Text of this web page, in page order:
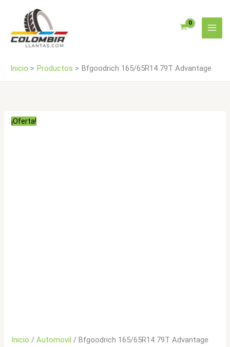
contenido
Inicio Productos Bfgoodrich 165/65R14 79T Advantage
¡Oferta!
Inicio /Automovil / Bfgoodrich 165/65R14 79T Advantage